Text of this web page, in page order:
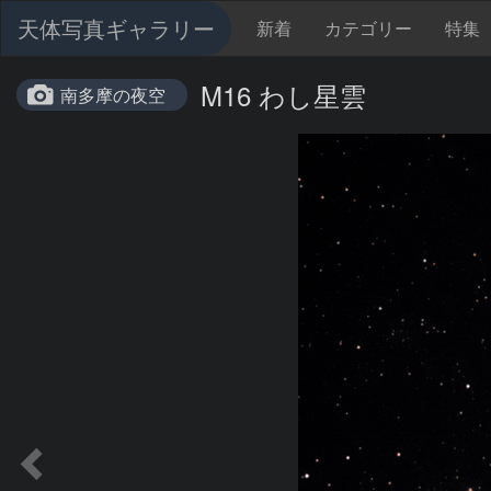
天体写真ギャラリー 新着 カテゴリー 特集
南多摩の夜空 M16 わし星雲